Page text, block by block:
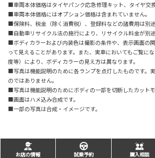
■車両本体価格はタイヤパンク応急修理キット、タイヤ交
■車両本体価格にはオプション価格は含まれていません。
■保険料、税金（除く消費税）、登録料などの諸費用は別途
■自動車リサイクル法の施行により、リサイクル料金が別途
■ボディカラーおよび内装色は撮影の条件や、表示画面の
って見えることがあります。また、実車においてもご覧に
度等）により、ボディカラーの見え方は異なります。
■写真は機能説明のために各ランプを点灯したものです。
のではありません。
■写真は機能説明のためにボディの一部を切断したカットモ
■画面はハメ込み合成です。
■一部の写真は合成・イメージです。
お店の情報 試乗予約 購入相談